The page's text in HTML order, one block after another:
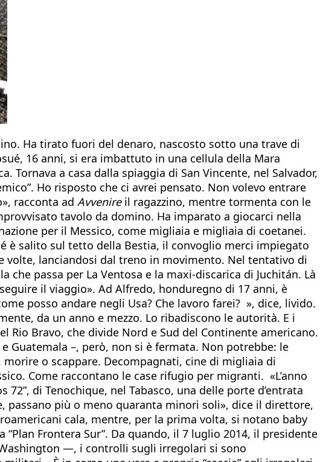
Ha tirato fuori del denaro, nascosto sotto una trave di
16 anni, si era imbattuto in una cellula della Mara
a casa dalla spiaggia di San Vincente, nel Salvador,
Ho risposto che ci avrei pensato. Non volevo entrare
racconta ad Avvenireil ragazzino, mentre tormenta con le
tavolo da domino. Ha imparato a giocarci nella
per il Messico, come migliaia e migliaia di coetanei.
è salito sul tetto della Bestia, il convoglio merci impiegato
volte, lanciandosi dal treno in movimento. Nel tentativo di
passa per La Ventosa e la maxi-discarica di Juchitán. Là
il viaggio». Ad Alfredo, honduregno di 17 anni, è
posso andare negli Usa? Che lavoro farei? », dice, livido.
da un anno e mezzo. Lo ribadiscono le autorità. E i
Bravo, che divide Nord e Sud del Continente americano.
Guatemala –, però, non si è fermata. Non potrebbe: le
o scappare. Decompagnati, cine di migliaia di
Come raccontano le case rifugio per migranti. «L’anno
di Tenochique, nel Tabasco, una delle porte d’entrata
passano più o meno quaranta minori soli», dice il direttore,
cala, mentre, per la prima volta, si notano baby
Frontera Sur”. Da quando, il 7 luglio 2014, il presidente
—, i controlli sugli irregolari si sono